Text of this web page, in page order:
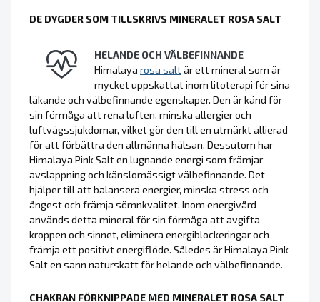
DE DYGDER SOM TILLSKRIVS MINERALET ROSA SALT
HELANDE OCH VÄLBEFINNANDE
Himalaya rosa saltär ett mineral som är
mycket uppskattat inom litoterapi för sina
läkande och välbefinnande egenskaper. Den är känd för
sin förmåga att rena luften, minska allergier och
luftvägssjukdomar, vilket gör den till en utmärkt allierad
för att förbättra den allmänna hälsan. Dessutom har
Himalaya Pink Salt en lugnande energi som främjar
avslappning och känslomässigt välbefinnande. Det
hjälper till att balansera energier, minska stress och
ångest och främja sömnkvalitet. Inom energivård
används detta mineral för sin förmåga att avgifta
kroppen och sinnet, eliminera energiblockeringar och
främja ett positivt energiflöde. Således är Himalaya Pink
Salt en sann naturskatt för helande och välbefinnande.
CHAKRAN FÖRKNIPPADE MED MINERALET ROSA SALT